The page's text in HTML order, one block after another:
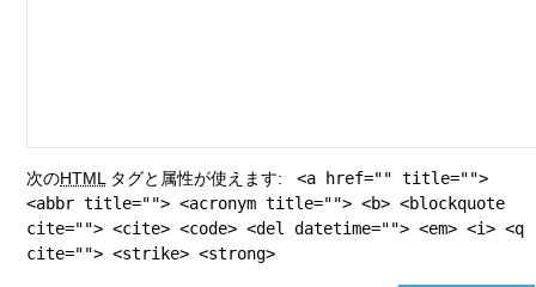
次のHTML タグと属性が使えます:
<a href="" title="">
<abbr title=""> <acronym title=""> <b> <blockquote
cite=""> <cite> <code> <del datetime=""> <em> <i> <q
cite=""> <strike> <strong>